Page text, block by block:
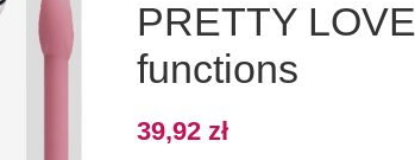
PRETTY
functions
39,92 zł